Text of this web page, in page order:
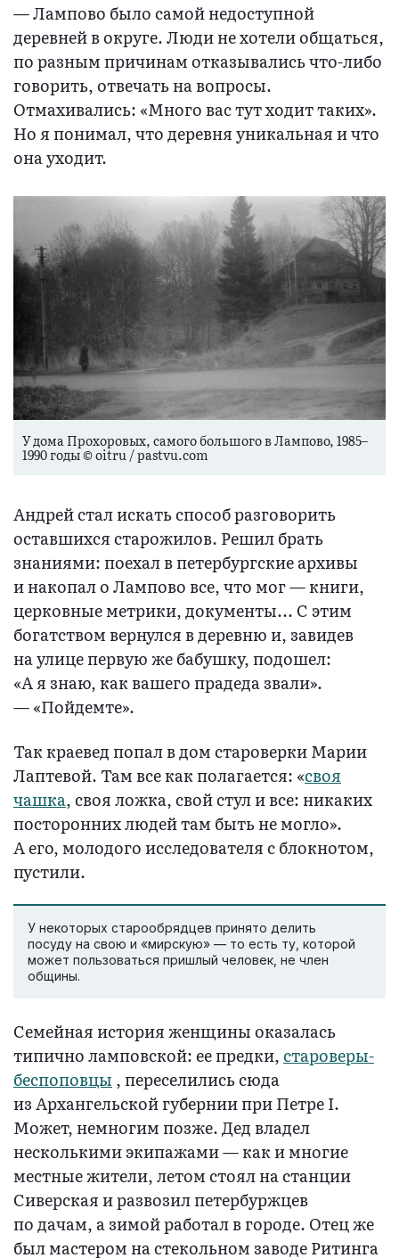
— Лампово было самой недоступной
деревней в округе. Люди не хотели общаться,
по разным причинам отказывались что-либо
говорить, отвечать на вопросы.
Отмахивались: «Много вас тут ходит таких».
Но я понимал, что деревня уникальная и что
она уходит.
У дома Прохоровых, самого большого в Лампово, 1985–
1990 годы © oitru / pastvu.com
Андрей стал искать способ разговорить
оставшихся старожилов. Решил брать
знаниями: поехал в петербургские архивы
и накопал о Лампово все, что мог — книги,
церковные метрики, документы... С этим
богатством вернулся в деревню и, завидев
на улице первую же бабушку, подошел:
«А я знаю, как вашего прадеда звали».
— «Пойдемте».
Так краевед попал в дом староверки Марии
Лаптевой. Там все как полагается: «своя
чашка, своя ложка, свой стул и все: никаких
посторонних людей там быть не могло».
А его, молодого исследователя с блокнотом,
пустили.
У некоторых старообрядцев принято делить
посуду на свою и «мирскую» — то есть ту, которой
может пользоваться пришлый человек, не член
общины.
Семейная история женщины оказалась
типично ламповской: ее предки,староверы-
беспоповцы , переселились сюда
из Архангельской губернии при Петре I.
Может, немногим позже. Дед владел
несколькими экипажами — как и многие
местные жители, летом стоял на станции
Сиверская и развозил петербуржцев
по дачам, а зимой работал в городе. Отец же
был мастером на стекольном заводе Ритинга